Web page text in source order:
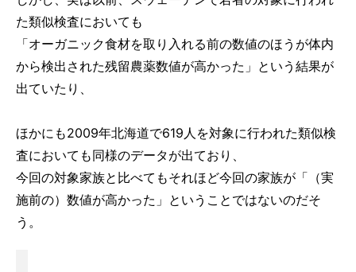
た類似検査においても
「オーガニック食材を取り入れる前の数値のほうが体内
から検出された残留農薬数値が高かった」という結果が
出ていたり、
ほかにも2009年北海道で619人を対象に行われた類似検
査においても同様のデータが出ており、
今回の対象家族と比べてもそれほど今回の家族が「（実
施前の）数値が高かった」ということではないのだそ
う。